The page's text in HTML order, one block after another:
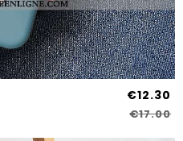
€12.30
€17.00